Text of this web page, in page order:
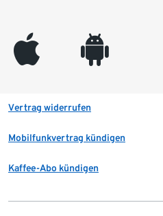
appleinc android
Vertrag widerrufen
Mobilfunkvertrag kündigen
Kaffee-Abo kündigen